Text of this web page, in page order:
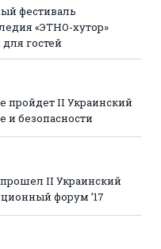
фестиваль
«ЭТНО-хутор»
гостей
пройдет II Украинский
и безопасности
прошел II Украинский
форум ’17